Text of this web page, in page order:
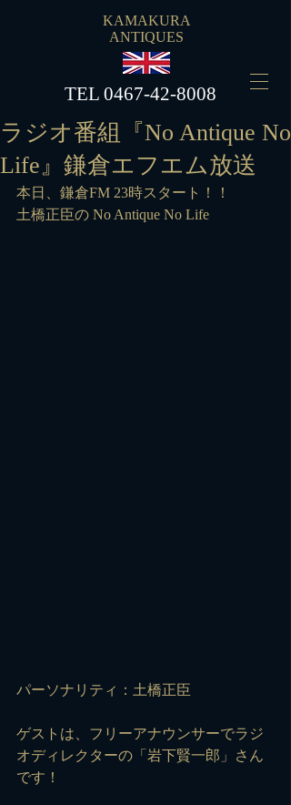
KAMAKURA
ANTIQUES
​TEL 0467-42-8008
ラジオ番組『No Antique No
Life』鎌倉エフエム放送
本日、鎌倉FM 23時スタート！！
土橋正臣の No Antique No Life
パーソナリティ：土橋正臣
ゲストは、フリーアナウンサーでラジ
オディレクターの「岩下賢一郎」さん
です！